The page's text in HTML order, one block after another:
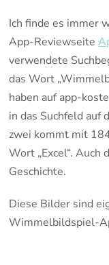
Ich finde es immer
App-Reviewseite
verwendete
das Wort
haben auf app-
in das Suchfeld auf
zwei kommt mit
Wort „Excel“. Auch
Geschichte.
Diese Bilder sind
Wimmelbildspiel-